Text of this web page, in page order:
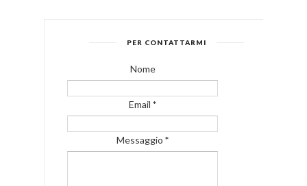
PER CONTATTARMI
Nome
Email *
Messaggio *